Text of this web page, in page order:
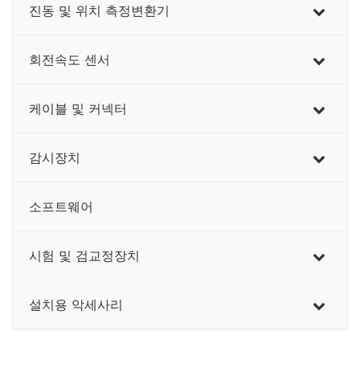
진동 및 위치 측정변환기
회전속도 센서
케이블 및 커넥터
감시장치
소프트웨어
시험 및 검교정장치
설치용 악세사리